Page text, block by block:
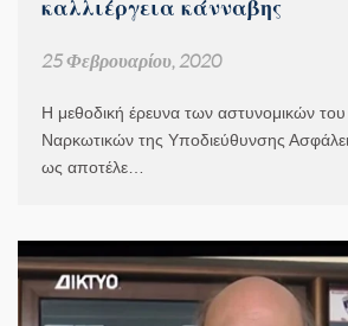
καλλιέργεια κάνναβης
25 Φεβρουαρίου, 2020
Η μεθοδική έρευνα των αστυνομικών
Ναρκωτικών της Υποδιεύθυνσης
ως αποτέλε…